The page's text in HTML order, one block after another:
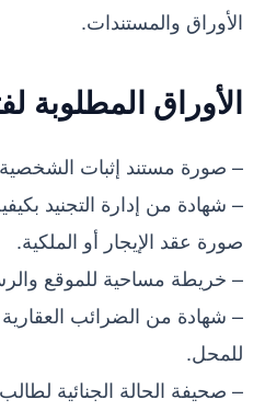
الأوراق والمستندات.
الأوراق المطلوبة
– صورة مستند إثبات الشخصية
– شهادة من إدارة التجنيد
صورة عقد الإيجار أو الملكية.
– خريطة مساحية للموقع
– شهادة من الضرائب العقارية
للمحل.
– صحيفة الحالة الجنائية